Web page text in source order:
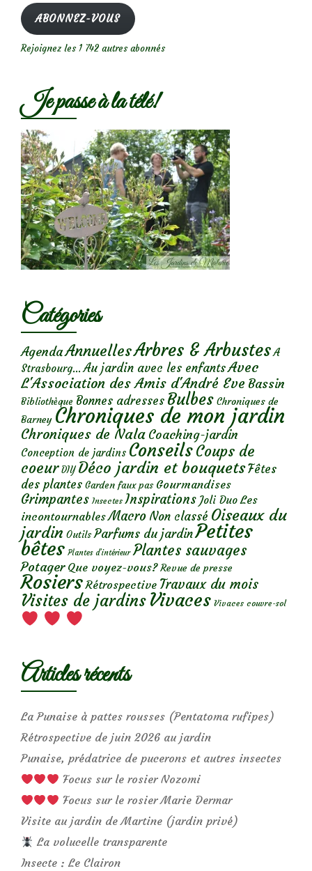
mail
ABONNEZ-VOUS
Rejoignez les 1 742 autres abonnés
Je passe à la télé!
Catégories
AgendaAnnuellesArbres & Arbustes A
Strasbourg... Au jardin avec les enfantsAvec
L'Association des Amis d'André Eve Bassin
Bibliothèque Bonnes adresses Bulbes Chroniques de
Barney Chroniques de mon jardin
Chroniques de Nala Coaching-jardin
Conception de jardins ConseilsCoups de
coeur DIY Déco jardin et bouquetsFêtes
des plantes Garden faux pas Gourmandises
Grimpantes Insectes Inspirations Joli Duo Les
incontournables Macro Non classé Oiseaux du
jardin Outils Parfums du jardinPetites
bêtes Plantes d’intérieur Plantes sauvages
Potager Que voyez-vous? Revue de presse
Rosiers Rétrospective Travaux du mois
Visites de jardins Vivaces Vivaces couvre-sol
Articles récents
La Punaise à pattes rousses (Pentatoma rufipes)
Rétrospective de juin 2026 au jardin
Punaise, prédatrice de pucerons et autres insectes
Focus sur le rosier Nozomi
Focus sur le rosier Marie Dermar
Visite au jardin de Martine (jardin privé)
La volucelle transparente
Insecte : Le Clairon